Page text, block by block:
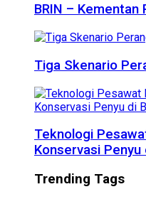
BRIN –
Tiga Skenario
Teknologi
Konservasi Penyu
Trending Tags